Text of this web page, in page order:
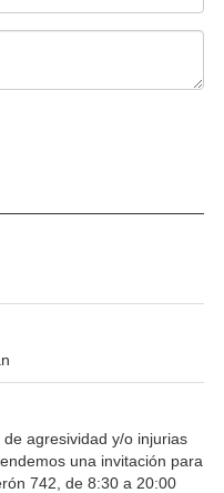
agresividad y/o injurias
una invitación para
742, de 8:30 a 20:00